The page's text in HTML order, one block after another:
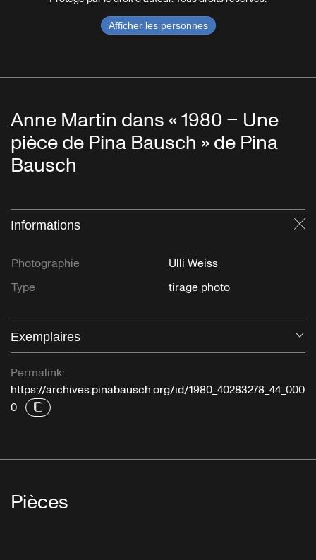
Afficher les personnes
Anne Martin dans « 1980 – Une
pièce de Pina Bausch » de Pina
Bausch
Informations
Photographie
Ulli Weiss
Type
tirage photo
Exemplaires
Permalink:
https://archives.pinabausch.org/id/1980_40283278_44_000
0
Pièces